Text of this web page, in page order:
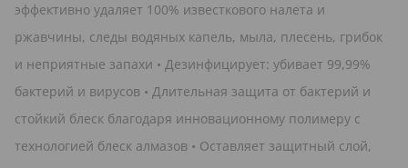
эффективно удаляет 100% известкового налета и
ржавчины, следы водяных капель, мыла, плесень, грибок
и неприятные запахи • Дезинфицирует: убивает 99,99%
бактерий и вирусов • Длительная защита от бактерий и
стойкий блеск благодаря инновационному полимеру с
технологией блеск алмазов • Оставляет защитный слой,